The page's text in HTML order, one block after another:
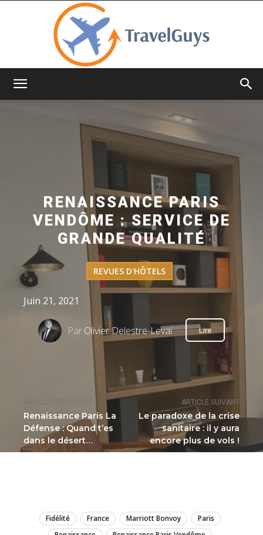
ARTICLE PRÉCÉDENT
Renaissance Paris La
Défense : Quand t’es
dans le désert…
ARTICLE SUIVANT
Le paradoxe de la crise
sanitaire : il y aura
encore plus de vols !
RENAISSANCE PARIS
VENDÔME : SERVICE DE
GRANDE QUALITÉ
REVUES D'HÔTELS
Juin 21, 2021
ParOlivier Delestre-Levai Lire
Fidélité France Marriott Bonvoy
Paris